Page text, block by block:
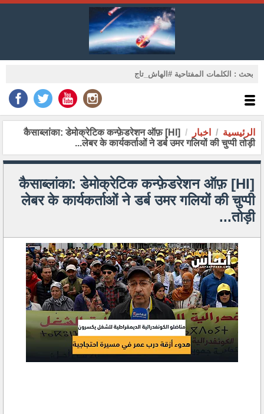
الرئيسية اخبار
[HI] कैसाब्लांका: डेमोक्रेटिक कन्फ़ेडरेशन ऑफ़
लेबर के कार्यकर्ताओं ने डर्ब उमर गलियों की चुप्पी तोड़ी...
[HI] कैसाब्लांका: डेमोक्रेटिक कन्फ़ेडरेशन ऑफ़
लेबर के कार्यकर्ताओं ने डर्ब उमर गलियों की चुप्पी
तोड़ी...